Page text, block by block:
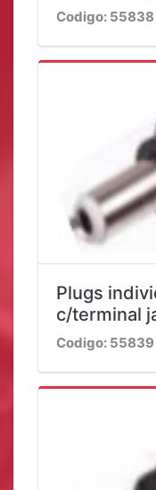
Codigo: 55838
Plugs
c/terminal
Codigo: 55839